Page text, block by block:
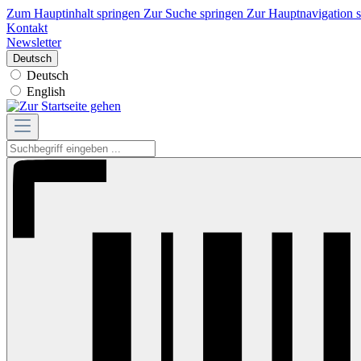
Zum Hauptinhalt springen Zur Suche springen Zur Hauptnavigation
Kontakt
Newsletter
Deutsch
Deutsch
English